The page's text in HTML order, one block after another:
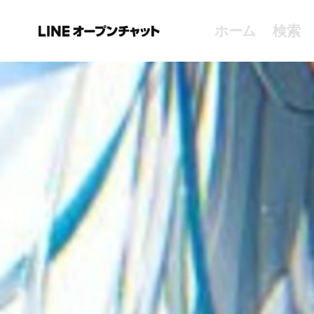
ホーム 検索